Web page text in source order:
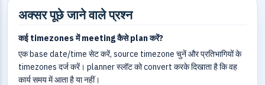
अक्सर पूछे जाने वाले प्रश्न
कई timezones में meeting कैसे plan करें?
एक base date/time सेट करें, source timezone चुनें और प्रतिभागियों के
timezones दर्ज करें। planner स्लॉट को convert करके दिखाता है कि वह
कार्य समय में आता है या नहीं।